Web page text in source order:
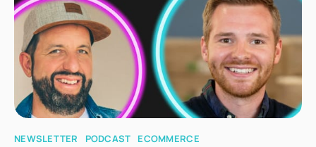
NEWSLETTER PODCAST ECOMMERCE